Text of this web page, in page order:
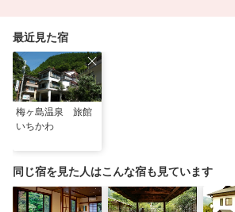
最近見た宿
梅ヶ島温泉 旅館
いちかわ
同じ宿を見た人はこんな宿も見ています